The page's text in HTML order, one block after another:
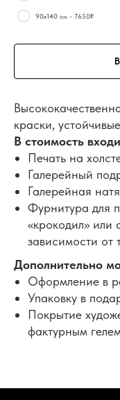
90х140 см - 7650₽
краски,
В стоимость
Печать на
Галерейный
Галерейная
Фурнитура для
«крокодил» или
зависимости от
Дополнительно
Оформление в
Упаковку в
Покрытие
фактурным